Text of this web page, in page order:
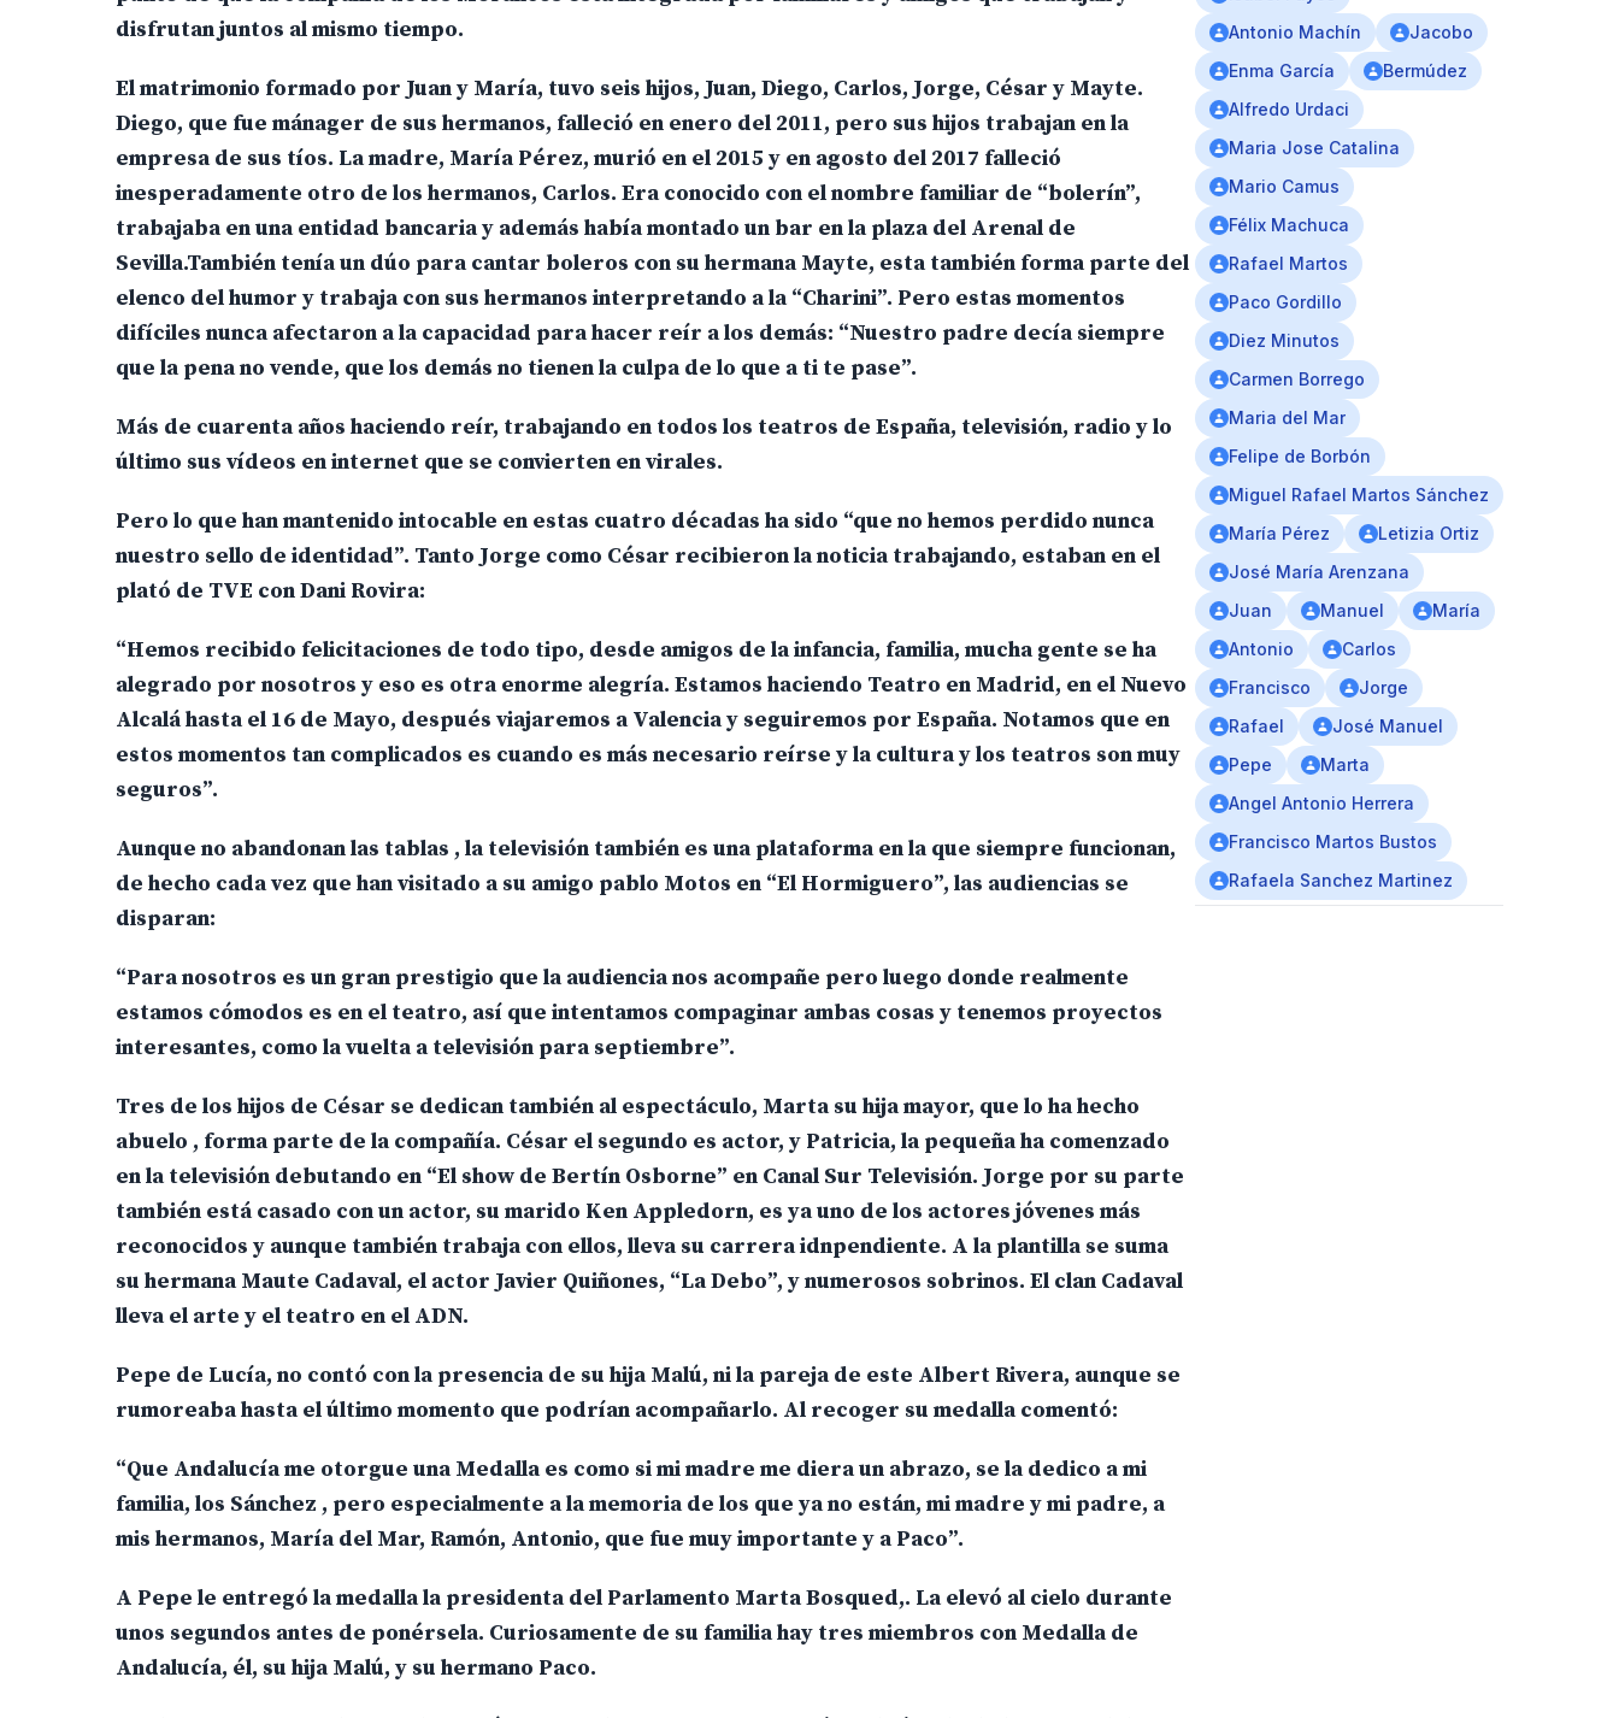
disfrutan juntos al mismo tiempo.
El matrimonio formado por Juan y María, tuvo seis hijos, Juan, Diego, Carlos, Jorge, César y Mayte.
Diego, que fue mánager de sus hermanos, falleció en enero del 2011, pero sus hijos trabajan en la
empresa de sus tíos. La madre, María Pérez, murió en el 2015 y en agosto del 2017 falleció
inesperadamente otro de los hermanos, Carlos. Era conocido con el nombre familiar de “bolerín”,
trabajaba en una entidad bancaria y además había montado un bar en la plaza del Arenal de
Sevilla.También tenía un dúo para cantar boleros con su hermana Mayte, esta también forma parte del
elenco del humor y trabaja con sus hermanos interpretando a la “Charini”. Pero estas momentos
difíciles nunca afectaron a la capacidad para hacer reír a los demás: “Nuestro padre decía siempre
que la pena no vende, que los demás no tienen la culpa de lo que a ti te pase”.
Más de cuarenta años haciendo reír, trabajando en todos los teatros de España, televisión, radio y lo
último sus vídeos en internet que se convierten en virales.
Pero lo que han mantenido intocable en estas cuatro décadas ha sido “que no hemos perdido nunca
nuestro sello de identidad”. Tanto Jorge como César recibieron la noticia trabajando, estaban en el
plató de TVE con Dani Rovira:
“Hemos recibido felicitaciones de todo tipo, desde amigos de la infancia, familia, mucha gente se ha
alegrado por nosotros y eso es otra enorme alegría. Estamos haciendo Teatro en Madrid, en el Nuevo
Alcalá hasta el 16 de Mayo, después viajaremos a Valencia y seguiremos por España. Notamos que en
estos momentos tan complicados es cuando es más necesario reírse y la cultura y los teatros son muy
seguros”.
Aunque no abandonan las tablas , la televisión también es una plataforma en la que siempre funcionan,
de hecho cada vez que han visitado a su amigo pablo Motos en “El Hormiguero”, las audiencias se
disparan:
“Para nosotros es un gran prestigio que la audiencia nos acompañe pero luego donde realmente
estamos cómodos es en el teatro, así que intentamos compaginar ambas cosas y tenemos proyectos
interesantes, como la vuelta a televisión para septiembre”.
Tres de los hijos de César se dedican también al espectáculo, Marta su hija mayor, que lo ha hecho
abuelo , forma parte de la compañía. César el segundo es actor, y Patricia, la pequeña ha comenzado
en la televisión debutando en “El show de Bertín Osborne” en Canal Sur Televisión. Jorge por su parte
también está casado con un actor, su marido Ken Appledorn, es ya uno de los actores jóvenes más
reconocidos y aunque también trabaja con ellos, lleva su carrera idnpendiente. A la plantilla se suma
su hermana Maute Cadaval, el actor Javier Quiñones, “La Debo”, y numerosos sobrinos. El clan Cadaval
lleva el arte y el teatro en el ADN.
Pepe de Lucía, no contó con la presencia de su hija Malú, ni la pareja de este Albert Rivera, aunque se
rumoreaba hasta el último momento que podrían acompañarlo. Al recoger su medalla comentó:
“Que Andalucía me otorgue una Medalla es como si mi madre me diera un abrazo, se la dedico a mi
familia, los Sánchez , pero especialmente a la memoria de los que ya no están, mi madre y mi padre, a
mis hermanos, María del Mar, Ramón, Antonio, que fue muy importante y a Paco”.
A Pepe le entregó la medalla la presidenta del Parlamento Marta Bosqued,. La elevó al cielo durante
unos segundos antes de ponérsela. Curiosamente de su familia hay tres miembros con Medalla de
Andalucía, él, su hija Malú, y su hermano Paco.
Antonio Machín
Jacobo
Enma García
Bermúdez
Alfredo Urdaci
Maria Jose Catalina
Mario Camus
Félix Machuca
Rafael Martos
Paco Gordillo
Diez Minutos
Carmen Borrego
Maria del Mar
Felipe de Borbón
Miguel Rafael Martos Sánchez
María Pérez
Letizia Ortiz
José María Arenzana
Juan
Manuel
María
Antonio
Carlos
Francisco
Jorge
Rafael
José Manuel
Pepe
Marta
Angel Antonio Herrera
Francisco Martos Bustos
Rafaela Sanchez Martinez